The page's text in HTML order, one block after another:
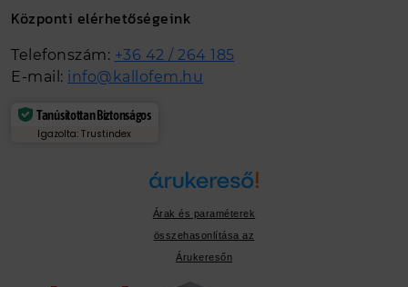
Központi elérhetőségeink
Telefonszám: +36 42 / 264 185
E-mail: info@kallofem.hu
Tanúsítottan Biztonságos
Igazolta: Trustindex
Árak és paraméterek
összehasonlítása az
Árukeresőn